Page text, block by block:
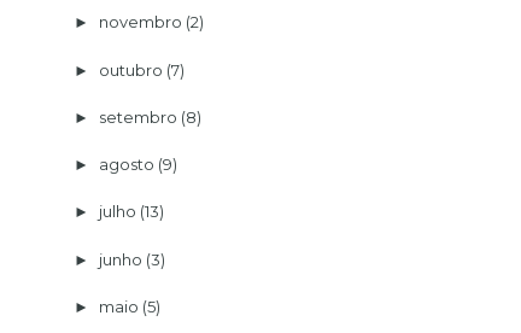
► novembro (2)
► outubro (7)
► setembro (8)
► agosto (9)
► julho (13)
► junho (3)
► maio (5)